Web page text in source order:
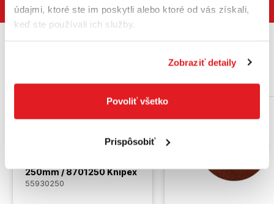
údajmi, ktoré ste im poskytli alebo ktoré od vás získali,
keď ste používali ich služby.
Zobraziť detaily
Povoliť všetko
Prispôsobiť
Spoznajte náradie pre každú
Novinky
250mm / 8701250 Knipex
55930250